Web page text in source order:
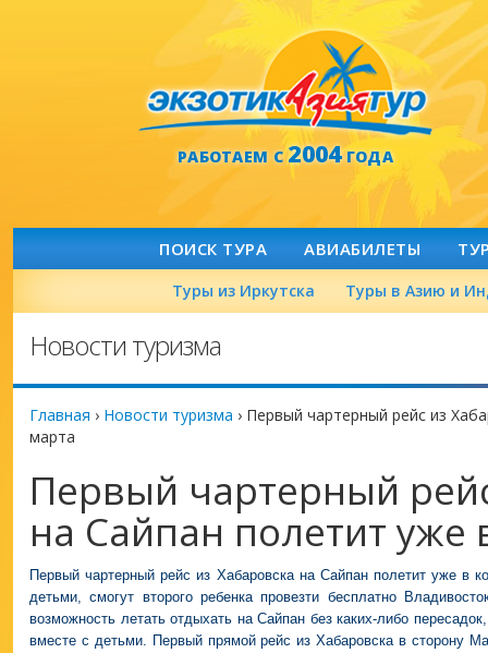
РАБОТАЕМ С2004ГОДА
ПОИСК ТУРА АВИАБИЛЕТЫ
Туры из Иркутска Туры в Азию и
Новости туризма
Главная › Новости туризма › Первый чартерный рейс из
марта
Первый чартерный
на Сайпан полетит уже
Первый чартерный рейс из Хабаровска на Сайпан полетит уже в
детьми, смогут второго ребенка провезти бесплатно
возможность летать отдыхать на Сайпан без каких-либо
вместе с детьми. Первый прямой рейс из Хабаровска в сторону